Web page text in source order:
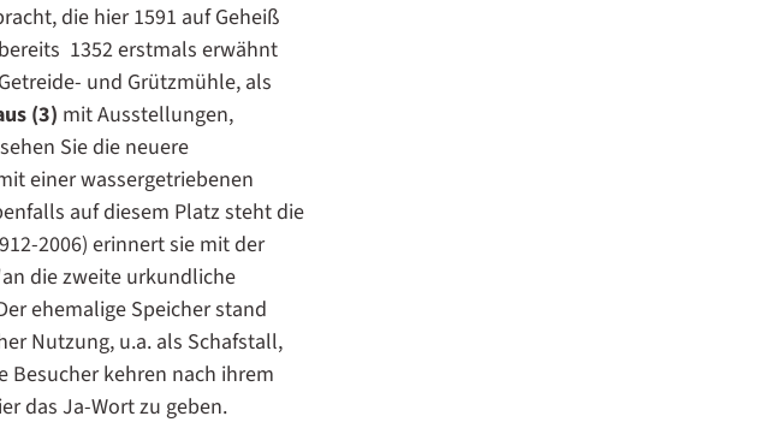
die hier 1591 auf Geheiß
1352 erstmals erwähnt
und Grützmühle, als
(3) mit Ausstellungen,
Sie die neuere
einer wassergetriebenen
auf diesem Platz steht die
2006) erinnert sie mit der
an die zweite urkundliche
ehemalige Speicher stand
Nutzung, u.a. als Schafstall,
Besucher kehren nach ihrem
das Ja-Wort zu geben.